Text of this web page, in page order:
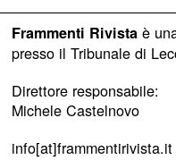
Frammenti Rivistaè
presso il Tribunale di
Direttore responsabile:
Michele Castelnovo
info[at]frammentirivista.it